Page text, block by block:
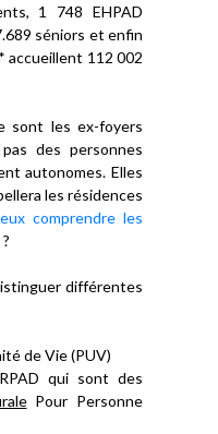
1 748 EHPAD
séniors et enfin
accueillent 112 002
sont les ex-foyers
des personnes
autonomes. Elles
les résidences
comprendre les
?
différentes
de Vie (PUV)
qui sont des
Pour Personne